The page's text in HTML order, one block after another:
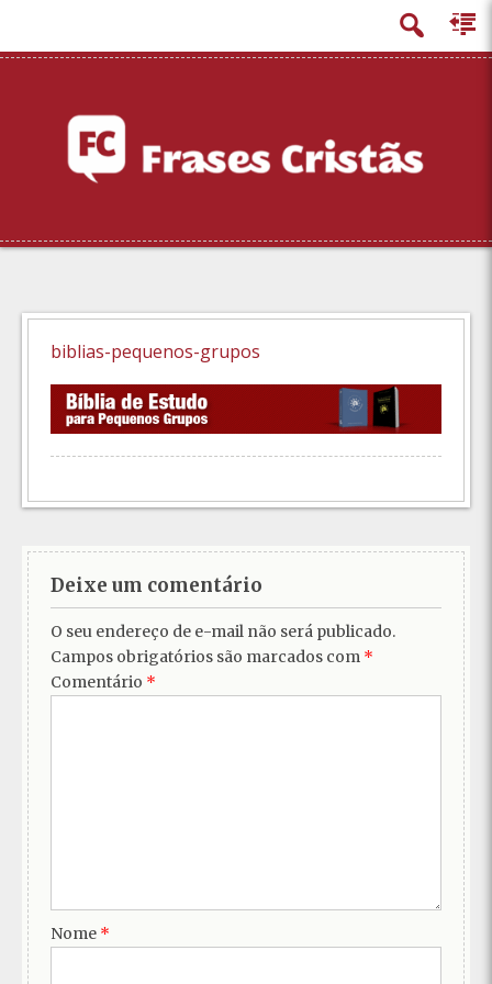
biblias-pequenos-grupos
Deixe um comentário
O seu endereço de e-mail não será publicado.
Campos obrigatórios são marcados com *
Comentário *
Nome *